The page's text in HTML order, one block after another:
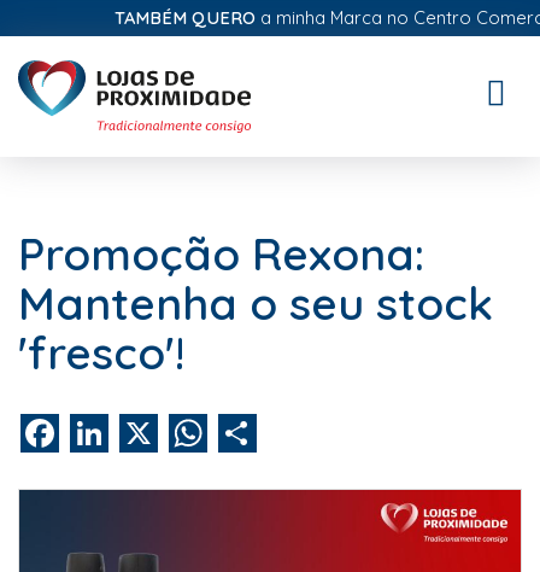
TAMBÉM QUEROa minha Marca no Centro
Promoção Rexona:
Mantenha o seu stock
'fresco'!
FacebookLinkedIn WhatsApp